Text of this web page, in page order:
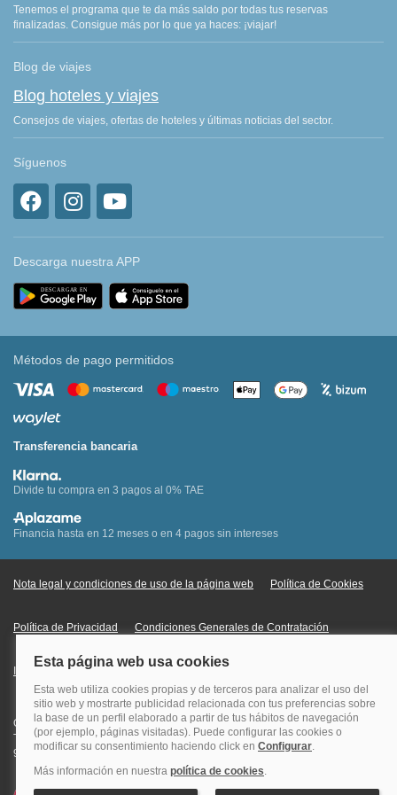
Tenemos el programa que te da más saldo por todas tus reservas
finalizadas. Consigue más por lo que ya haces: ¡viajar!
Blog de viajes
Blog hoteles y viajes
Consejos de viajes, ofertas de hoteles y últimas noticias del sector.
Síguenos
Descarga nuestra APP
Métodos de pago permitidos
Transferencia bancaria
Divide tu compra en 3 pagos al 0% TAE
Financia hasta en 12 meses o en 4 pagos sin intereses
Nota legal y condiciones de uso de la página web Política de Cookies
Política de Privacidad Condiciones Generales de Contratación
Información Legal sobre Mercados en Línea
Quehoteles.com - Especialistas en hoteles © Copyright Veturis Travel S.A.
Todos los derechos reservados. Autorización nº I-AV0000879.4 Tel: +34
915759999